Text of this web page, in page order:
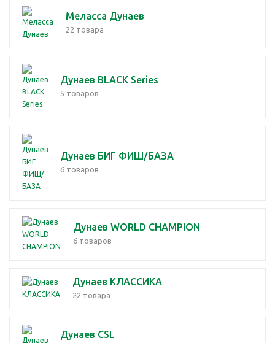
Меласса Дунаев
22 товара
Дунаев BLACK Series
5 товаров
Дунаев БИГ ФИШ/БАЗА
6 товаров
Дунаев WORLD CHAMPION
6 товаров
Дунаев КЛАССИКА
22 товара
Дунаев CSL